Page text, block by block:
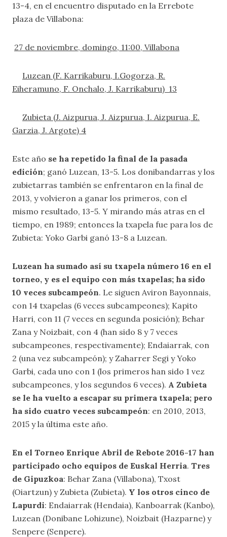
13-4, en el encuentro disputado en la Errebote
plaza de Villabona:
27 de noviembre, domingo, 11:00, Villabona
Luzean (F. Karrikaburu, I.Gogorza, R.
Eiheramuno, F. Onchalo, J. Karrikaburu) 13
Zubieta (J. Aizpurua, J. Aizpurua, I. Aizpurua, E.
Garzia, J. Argote) 4
Este año se ha repetido la final de la pasada
edición; ganó Luzean, 13-5. Los donibandarras y los
zubietarras también se enfrentaron en la final de
2013, y volvieron a ganar los primeros, con el
mismo resultado, 13-5. Y mirando más atras en el
tiempo, en 1989; entonces la txapela fue para los de
Zubieta: Yoko Garbi ganó 13-8 a Luzean.
Luzean ha sumado así su txapela número 16 en el
torneo, y es el equipo con más txapelas; ha sido
10 veces subcampeón. Le siguen Aviron Bayonnais,
con 14 txapelas (6 veces subcampeones); Kapito
Harri, con 11 (7 veces en segunda posición); Behar
Zana y Noizbait, con 4 (han sido 8 y 7 veces
subcampeones, respectivamente); Endaiarrak, con
2 (una vez subcampeón); y Zaharrer Segi y Yoko
Garbi, cada uno con 1 (los primeros han sido 1 vez
subcampeones, y los segundos 6 veces). A Zubieta
se le ha vuelto a escapar su primera txapela; pero
ha sido cuatro veces subcampeón: en 2010, 2013,
2015 y la última este año.
En el Torneo Enrique Abril de Rebote 2016-17 han
participado ocho equipos de Euskal Herria. Tres
de Gipuzkoa: Behar Zana (Villabona), Txost
(Oiartzun) y Zubieta (Zubieta). Y los otros cinco de
Lapurdi: Endaiarrak (Hendaia), Kanboarrak (Kanbo),
Luzean (Donibane Lohizune), Noizbait (Hazparne) y
Senpere (Senpere).